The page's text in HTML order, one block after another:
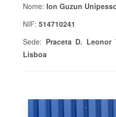
Nome: Ion Guzun
NIF: 514710241
Sede: Praceta D. Leonor
Lisboa